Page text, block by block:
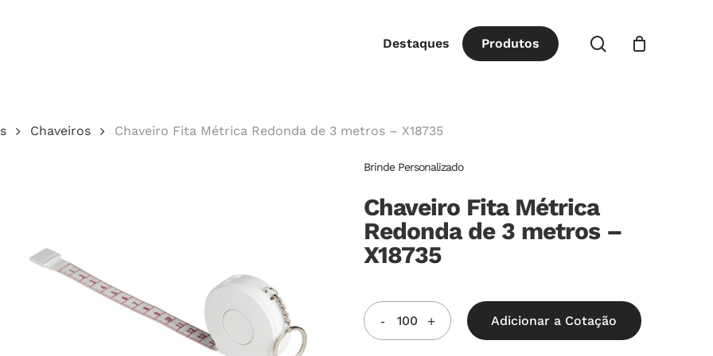
Destaques Produtos procurar
Chaveiros Chaveiro Fita Métrica Redonda de 3 metros – X18735
Brinde Personalizado
Chaveiro Fita Métrica
Redonda de 3 metros –
X18735
Adicionar a Cotação